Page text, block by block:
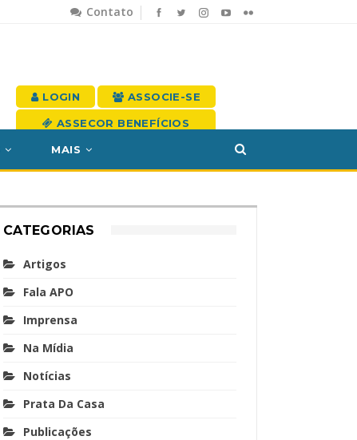
Contato
LOGIN ASSOCIE-SE
ASSECOR BENEFÍCIOS
MAIS
CATEGORIAS
Artigos
Fala APO
Imprensa
Na Mídia
Notícias
Prata Da Casa
Publicações